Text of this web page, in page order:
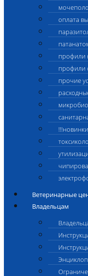
оплата
профили
профили
прочие
!!!новинки
Ветеринарные
Владельцам